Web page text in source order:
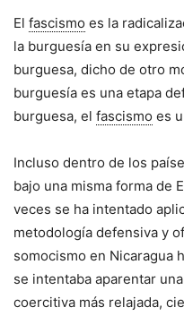
El fascismo es la
la burguesía en su
burguesa, dicho de otro
burguesía es una etapa
burguesa, el fascismo es
Incluso dentro de los
bajo una misma forma de
veces se ha intentado
metodología defensiva y
somocismo en Nicaragua
se intentaba aparentar
coercitiva más relajada,